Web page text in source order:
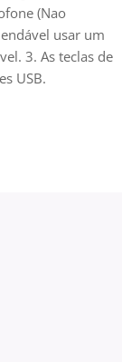
(Nao
usar um
3. As teclas de
USB.